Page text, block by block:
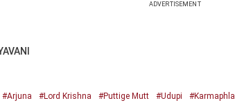
ADVERTISEMENT
#Arjuna #Lord Krishna #Puttige Mutt #Udupi #Karmaphla